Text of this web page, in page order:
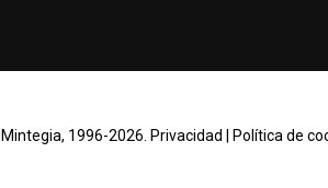
1996-2026. Privacidad Política de